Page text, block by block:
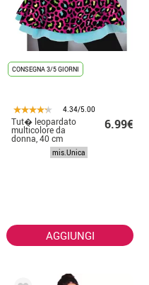
CONSEGNA 3/5 GIORNI
4.34/5.00
Tut� leopardato
multicolore da
donna, 40 cm
6.99€
mis.Unica
AGGIUNGI